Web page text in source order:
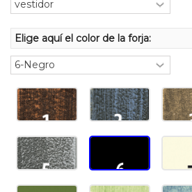
Elige aquí el color de la forja: